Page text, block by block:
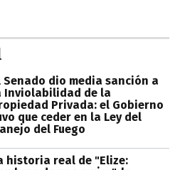
Senado dio media sanción a
Inviolabilidad de la
Privada: el Gobierno
que ceder en la Ley del
del Fuego
historia real de "Elize: